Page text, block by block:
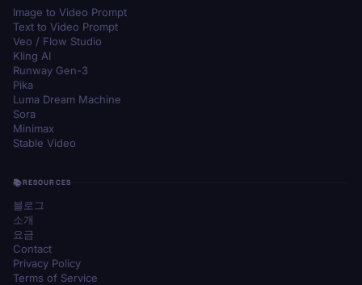
Image to Video Prompt
Text to Video Prompt
Veo / Flow Studio
Kling AI
Runway Gen-3
Pika
Luma Dream Machine
Sora
Minimax
Stable Video
RESOURCES
블로그
소개
요금
Contact
Privacy Policy
Terms of Service